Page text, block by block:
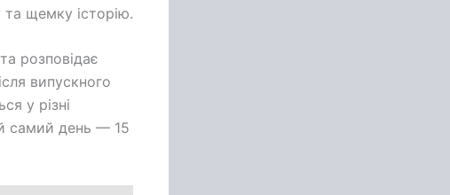
та щемку історію.
розповідає
випускного
у різні
самий день — 15